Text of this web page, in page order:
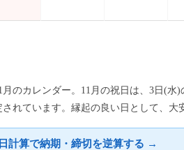
月のカレンダー。11月の祝日は、3日(
れています。縁起の良い日として、大
計算で納期・締切を逆算する →